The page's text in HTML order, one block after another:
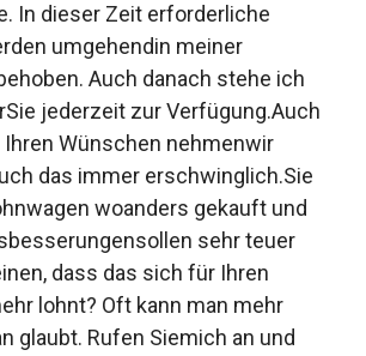
In dieser Zeit erforderliche
umgehendin meiner
Auch danach stehe ich
jederzeit zur Verfügung.Auch
Ihren Wünschen nehmenwir
das immer erschwinglich.Sie
woanders gekauft und
sehr teuer
dass das sich für Ihren
lohnt? Oft kann man mehr
glaubt. Rufen Siemich an und